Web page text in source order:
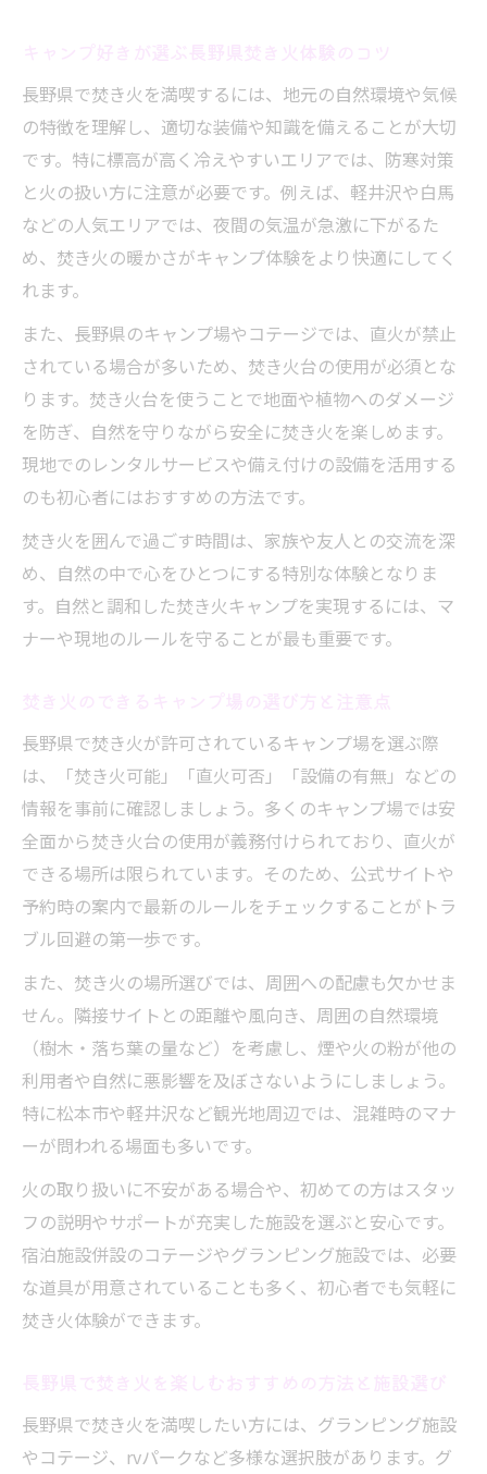
長野県で焚き火を満喫するには、地元の自然環境や気候
の特徴を理解し、適切な装備や知識を備えることが大切
です。特に標高が高く冷えやすいエリアでは、防寒対策
と火の扱い方に注意が必要です。例えば、軽井沢や白馬
などの人気エリアでは、夜間の気温が急激に下がるた
め、焚き火の暖かさがキャンプ体験をより快適にしてく
れます。
また、長野県のキャンプ場やコテージでは、直火が禁止
されている場合が多いため、焚き火台の使用が必須とな
ります。焚き火台を使うことで地面や植物へのダメージ
を防ぎ、自然を守りながら安全に焚き火を楽しめます。
現地でのレンタルサービスや備え付けの設備を活用する
のも初心者にはおすすめの方法です。
焚き火を囲んで過ごす時間は、家族や友人との交流を深
め、自然の中で心をひとつにする特別な体験となりま
す。自然と調和した焚き火キャンプを実現するには、マ
ナーや現地のルールを守ることが最も重要です。
長野県で焚き火が許可されているキャンプ場を選ぶ際
は、「焚き火可能」「直火可否」「設備の有無」などの
情報を事前に確認しましょう。多くのキャンプ場では安
全面から焚き火台の使用が義務付けられており、直火が
できる場所は限られています。そのため、公式サイトや
予約時の案内で最新のルールをチェックすることがトラ
ブル回避の第一歩です。
また、焚き火の場所選びでは、周囲への配慮も欠かせま
せん。隣接サイトとの距離や風向き、周囲の自然環境
（樹木・落ち葉の量など）を考慮し、煙や火の粉が他の
利用者や自然に悪影響を及ぼさないようにしましょう。
特に松本市や軽井沢など観光地周辺では、混雑時のマナ
ーが問われる場面も多いです。
火の取り扱いに不安がある場合や、初めての方はスタッ
フの説明やサポートが充実した施設を選ぶと安心です。
宿泊施設併設のコテージやグランピング施設では、必要
な道具が用意されていることも多く、初心者でも気軽に
焚き火体験ができます。
長野県で焚き火を満喫したい方には、グランピング施設
やコテージ、rvパークなど多様な選択肢があります。グ